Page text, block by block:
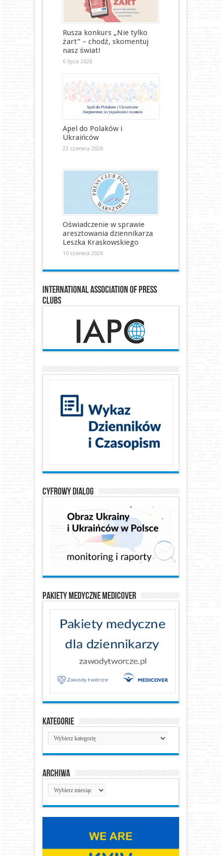
Rusza konkurs „Nie tylko
żart” – chodź, skomentuj
nasz świat!
6 lipca 2026
Apel do Polaków i
Ukraińców
23 czerwca 2026
Oświadczenie w sprawie
aresztowania dziennikarza
Leszka Kraskowskiego
10 czerwca 2026
International Association of Press
Clubs
Cyfrowy Dialog
Pakiety medyczne Medicover
Kategorie
Kategorie
Archiwa
Archiwa